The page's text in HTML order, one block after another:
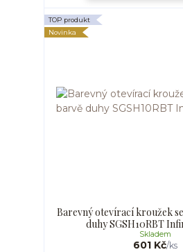
TOP produkt
Novinka
Barevný otevírací kroužek
duhy SGSH10RBT
601 Kč/ks
Skladem